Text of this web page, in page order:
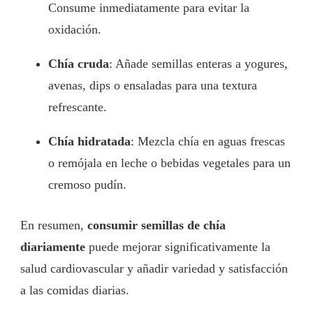
Consume inmediatamente para evitar la
oxidación.
Chía cruda: Añade semillas enteras a yogures,
avenas, dips o ensaladas para una textura
refrescante.
Chía hidratada: Mezcla chía en aguas frescas
o remójala en leche o bebidas vegetales para un
cremoso pudín.
En resumen, consumir semillas de chía
diariamente puede mejorar significativamente la
salud cardiovascular y añadir variedad y satisfacción
a las comidas diarias.